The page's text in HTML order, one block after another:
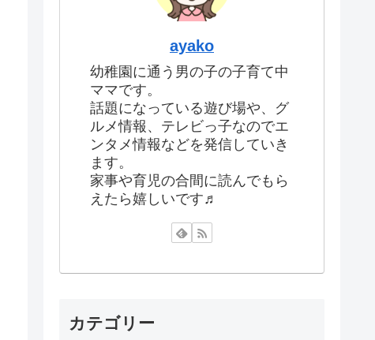
ayako
幼稚園に通う男の子の子育て中
ママです。
話題になっている遊び場や、グ
ルメ情報、テレビっ子なのでエ
ンタメ情報などを発信していき
ます。
家事や育児の合間に読んでもら
えたら嬉しいです♬
カテゴリー